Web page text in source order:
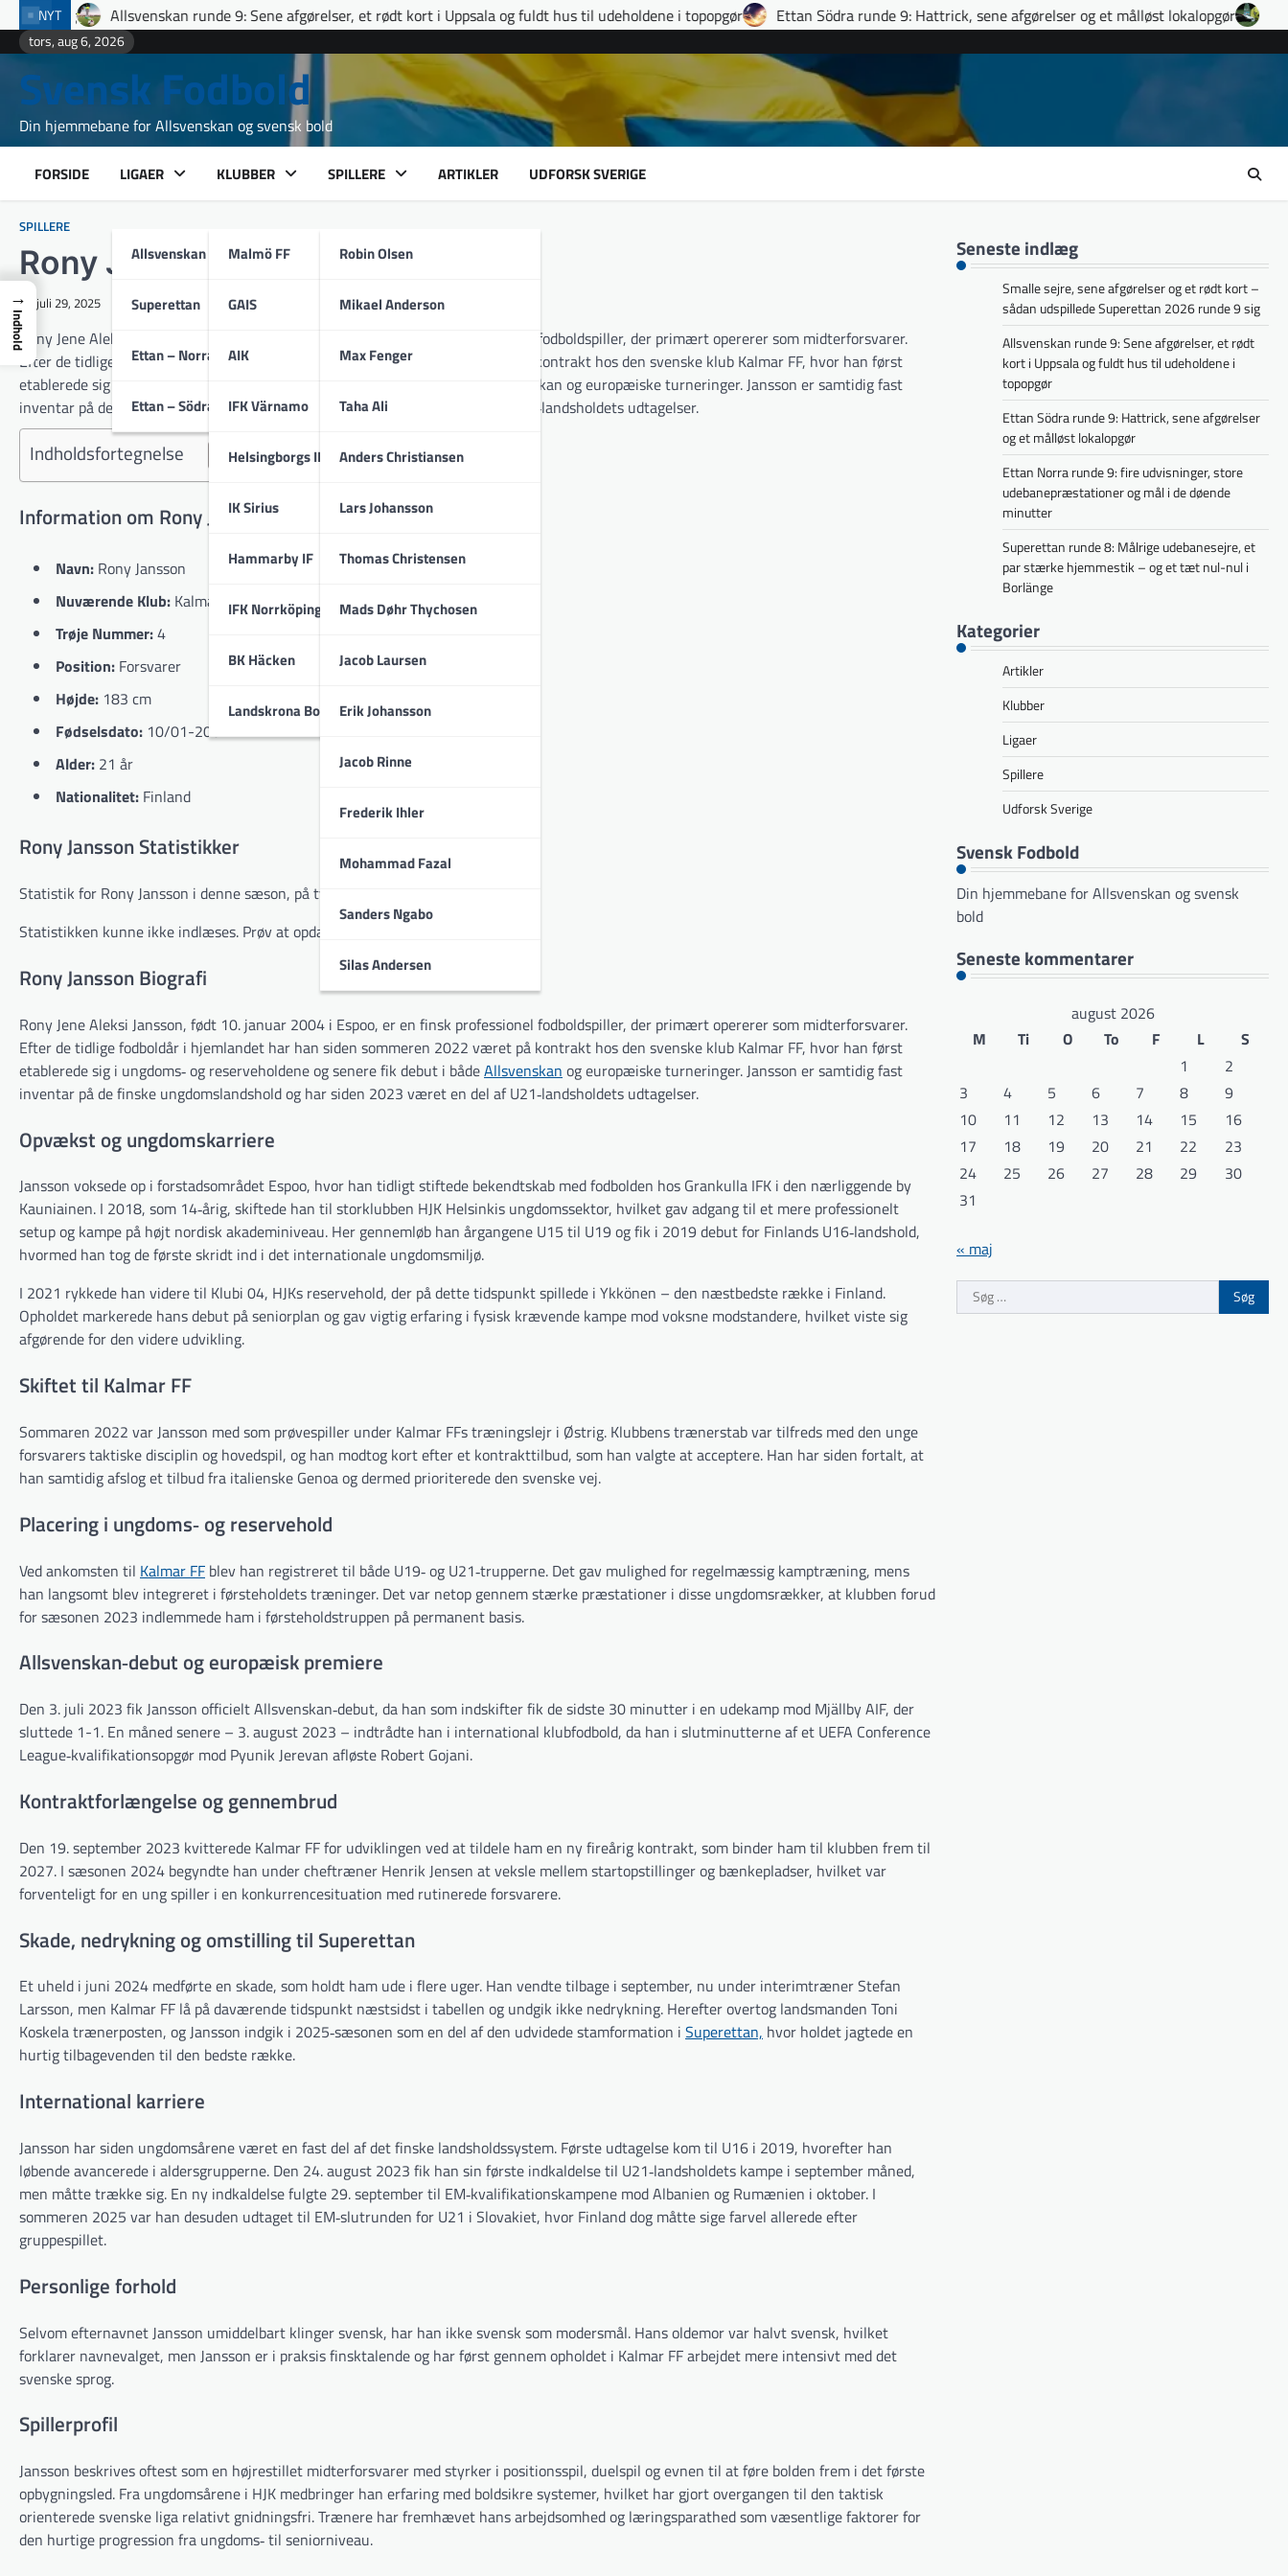
Skip
to
content
NYT
Allsvenskan runde 9: Sene afgørelser, et rødt kort i Uppsala og fuldt hus til udeholdene i topopgør Ettan Södra runde 9: Hattrick, sene afgørelser og et målløst lokalopgør Ettan Norra runde
tors, aug 6, 2026
Svensk Fodbold
Din hjemmebane for Allsvenskan og svensk bold
FORSIDE LIGAER
Allsvenskan
Superettan
Ettan – Norra
Ettan – Södra
KLUBBER
Malmö FF
GAIS
AIK
IFK Värnamo
Helsingborgs IF
IK Sirius
Hammarby IF
IFK Norrköping
BK Häcken
Landskrona BoIS
SPILLERE
Robin Olsen
Mikael Anderson
Max Fenger
Taha Ali
Anders Christiansen
Lars Johansson
Thomas Christensen
Mads Døhr Thychosen
Jacob Laursen
Erik Johansson
Jacob Rinne
Frederik Ihler
Mohammad Fazal
Sanders Ngabo
Silas Andersen
ARTIKLER UDFORSK SVERIGE
SPILLERE
Rony Jansson
juli 29, 2025
Rony Jene Aleksi Jansson, født 10. januar 2004 i Espoo, er en finsk professionel fodboldspiller, der primært opererer som midterforsvarer.
Efter de tidlige fodboldår i hjemlandet har han siden sommeren 2022 været på kontrakt hos den svenske klub Kalmar FF, hvor han først
etablerede sig i ungdoms‐ og reserveholdene og senere fik debut i både Allsvenskan og europæiske turneringer. Jansson er samtidig fast
inventar på de finske ungdomslandshold og har siden 2023 været en del af U21‐landsholdets udtagelser.
Indholdsfortegnelse
Information om Rony Jansson
Navn: Rony Jansson
Nuværende Klub: Kalmar FF
Trøje Nummer:4
Position: Forsvarer
Højde: 183 cm
Fødselsdato: 10/01-2004
Alder: 21 år
Nationalitet: Finland
Rony Jansson Statistikker
Statistik for Rony Jansson i denne sæson, på tværs af alle turneringer:
Statistikken kunne ikke indlæses. Prøv at opdatere siden.
Rony Jansson Biografi
Rony Jene Aleksi Jansson, født 10. januar 2004 i Espoo, er en finsk professionel fodboldspiller, der primært opererer som midterforsvarer.
Efter de tidlige fodboldår i hjemlandet har han siden sommeren 2022 været på kontrakt hos den svenske klub Kalmar FF, hvor han først
etablerede sig i ungdoms‐ og reserveholdene og senere fik debut i bådeAllsvenskan og europæiske turneringer. Jansson er samtidig fast
inventar på de finske ungdomslandshold og har siden 2023 været en del af U21‐landsholdets udtagelser.
Opvækst og ungdomskarriere
Jansson voksede op i forstadsområdet Espoo, hvor han tidligt stiftede bekendtskab med fodbolden hos Grankulla IFK i den nærliggende by
Kauniainen. I 2018, som 14‐årig, skiftede han til storklubben HJK Helsinkis ungdomssektor, hvilket gav adgang til et mere professionelt
setup og kampe på højt nordisk akademiniveau. Her gennemløb han årgangene U15 til U19 og fik i 2019 debut for Finlands U16‐landshold,
hvormed han tog de første skridt ind i det internationale ungdomsmiljø.
I 2021 rykkede han videre til Klubi 04, HJKs reservehold, der på dette tidspunkt spillede i Ykkönen – den næstbedste række i Finland.
Opholdet markerede hans debut på seniorplan og gav vigtig erfaring i fysisk krævende kampe mod voksne modstandere, hvilket viste sig
afgørende for den videre udvikling.
Skiftet til Kalmar FF
Sommaren 2022 var Jansson med som prøvespiller under Kalmar FFs træningslejr i Østrig. Klubbens trænerstab var tilfreds med den unge
forsvarers taktiske disciplin og hovedspil, og han modtog kort efter et kontrakttilbud, som han valgte at acceptere. Han har siden fortalt, at
han samtidig afslog et tilbud fra italienske Genoa og dermed prioriterede den svenske vej.
Placering i ungdoms‐ og reservehold
Ved ankomsten til Kalmar FF blev han registreret til både U19‐ og U21‐trupperne. Det gav mulighed for regelmæssig kamptræning, mens
han langsomt blev integreret i førsteholdets træninger. Det var netop gennem stærke præstationer i disse ungdomsrækker, at klubben forud
for sæsonen 2023 indlemmede ham i førsteholdstruppen på permanent basis.
Allsvenskan‐debut og europæisk premiere
Den 3. juli 2023 fik Jansson officielt Allsvenskan‐debut, da han som indskifter fik de sidste 30 minutter i en udekamp mod Mjällby AIF, der
sluttede 1-1. En måned senere – 3. august 2023 – indtrådte han i international klubfodbold, da han i slutminutterne af et UEFA Conference
League‐kvalifikationsopgør mod Pyunik Jerevan afløste Robert Gojani.
Kontraktforlængelse og gennembrud
Den 19. september 2023 kvitterede Kalmar FF for udviklingen ved at tildele ham en ny fireårig kontrakt, som binder ham til klubben frem til
2027. I sæsonen 2024 begyndte han under cheftræner Henrik Jensen at veksle mellem startopstillinger og bænkepladser, hvilket var
forventeligt for en ung spiller i en konkurrencesituation med rutinerede forsvarere.
Skade, nedrykning og omstilling til Superettan
Et uheld i juni 2024 medførte en skade, som holdt ham ude i flere uger. Han vendte tilbage i september, nu under interimtræner Stefan
Larsson, men Kalmar FF lå på daværende tidspunkt næstsidst i tabellen og undgik ikke nedrykning. Herefter overtog landsmanden Toni
Koskela trænerposten, og Jansson indgik i 2025‐sæsonen som en del af den udvidede stamformation i Superettan, hvor holdet jagtede en
hurtig tilbagevenden til den bedste række.
International karriere
Jansson har siden ungdomsårene været en fast del af det finske landsholdssystem. Første udtagelse kom til U16 i 2019, hvorefter han
løbende avancerede i aldersgrupperne. Den 24. august 2023 fik han sin første indkaldelse til U21‐landsholdets kampe i september måned,
men måtte trække sig. En ny indkaldelse fulgte 29. september til EM‐kvalifikationskampene mod Albanien og Rumænien i oktober. I
sommeren 2025 var han desuden udtaget til EM‐slutrunden for U21 i Slovakiet, hvor Finland dog måtte sige farvel allerede efter
gruppespillet.
Personlige forhold
Selvom efternavnet Jansson umiddelbart klinger svensk, har han ikke svensk som modersmål. Hans oldemor var halvt svensk, hvilket
forklarer navnevalget, men Jansson er i praksis finsktalende og har først gennem opholdet i Kalmar FF arbejdet mere intensivt med det
svenske sprog.
Spillerprofil
Jansson beskrives oftest som en højrestillet midterforsvarer med styrker i positionsspil, duelspil og evnen til at føre bolden frem i det første
opbygningsled. Fra ungdomsårene i HJK medbringer han erfaring med boldsikre systemer, hvilket har gjort overgangen til den taktisk
orienterede svenske liga relativt gnidningsfri. Trænere har fremhævet hans arbejdsomhed og læringsparathed som væsentlige faktorer for
den hurtige progression fra ungdoms‐ til seniorniveau.
Seneste indlæg
Smalle sejre, sene afgørelser og et rødt kort –
sådan udspillede Superettan 2026 runde 9 sig
Allsvenskan runde 9: Sene afgørelser, et rødt
kort i Uppsala og fuldt hus til udeholdene i
topopgør
Ettan Södra runde 9: Hattrick, sene afgørelser
og et målløst lokalopgør
Ettan Norra runde 9: fire udvisninger, store
udebanepræstationer og mål i de døende
minutter
Superettan runde 8: Målrige udebanesejre, et
par stærke hjemmestik – og et tæt nul-nul i
Borlänge
Kategorier
Artikler
Klubber
Ligaer
Spillere
Udforsk Sverige
Svensk Fodbold
Din hjemmebane for Allsvenskan og svensk
bold
Seneste kommentarer
august 2026
M
Ti O To F L
S
1
2
3
4 5 6 7 8
9
10
11 12 13 14 15
16
17
18 19 20 21 22
23
24
25 26 27 28 29
30
31
« maj
Søg
efter:
→
Indhold